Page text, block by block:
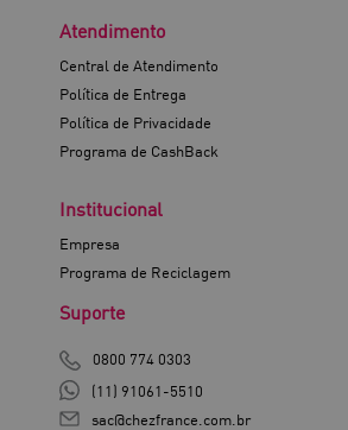
Atendimento
Central de Atendimento
Política de Entrega
Política de Privacidade
Programa de CashBack
Institucional
Empresa
Programa de Reciclagem
Suporte
0800 774 0303
(11) 91061-5510
sac@chezfrance.com.br